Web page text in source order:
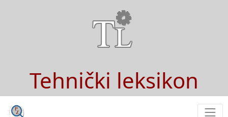
Tehnički leksikon